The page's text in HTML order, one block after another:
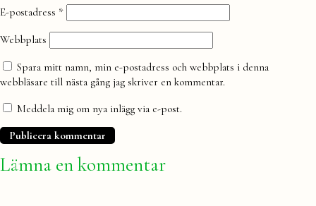
E-postadress *
Webbplats
Spara mitt namn, min e-postadress och webbplats i denna
webbläsare till nästa gång jag skriver en kommentar.
Meddela mig om nya inlägg via e-post.
Lämna en kommentar